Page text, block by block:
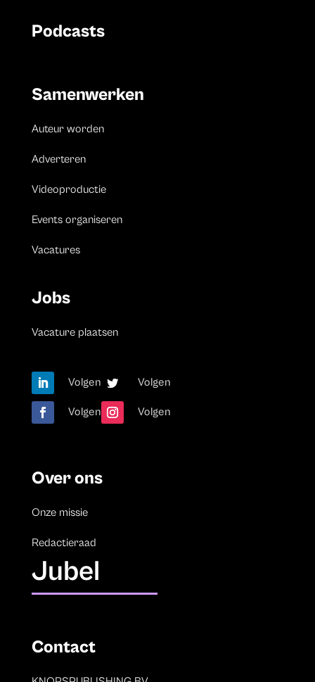
Podcasts
Samenwerken
Auteur worden
Adverteren
Videoproductie
Events organiseren
Vacatures
Jobs
Vacature plaatsen
Volgen Volgen
Volgen Volgen
Over ons
Onze missie
Redactieraad
Jubel
Contact